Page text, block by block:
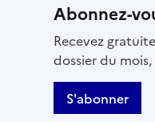
Abonnez-
Recevez
dossier du mois,
S'abonner